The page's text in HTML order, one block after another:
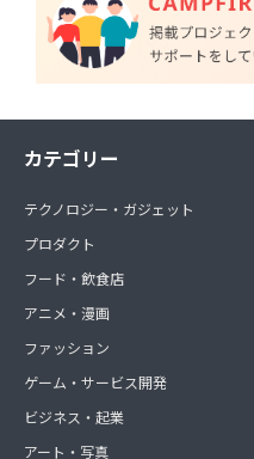
カテゴリー
テクノロジー・ガジェット
プロダクト
フード・飲食店
アニメ・漫画
ファッション
ゲーム・サービス開発
ビジネス・起業
アート・写真